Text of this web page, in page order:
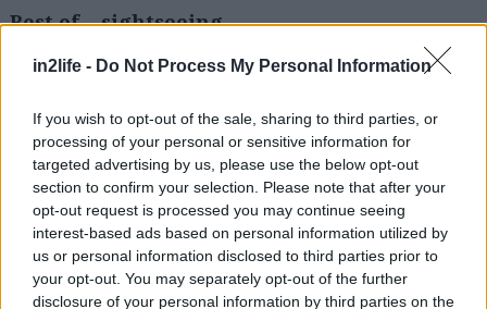
in2life - Do Not Process My Personal Information
If you wish to opt-out of the sale, sharing to third parties, or
processing of your personal or sensitive information for
targeted advertising by us, please use the below opt-out
section to confirm your selection. Please note that after your
opt-out request is processed you may continue seeing
interest-based ads based on personal information utilized by
us or personal information disclosed to third parties prior to
your opt-out. You may separately opt-out of the further
disclosure of your personal information by third parties on the
Best of… sightseeing